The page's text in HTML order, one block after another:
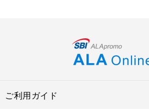
ご利用ガイド